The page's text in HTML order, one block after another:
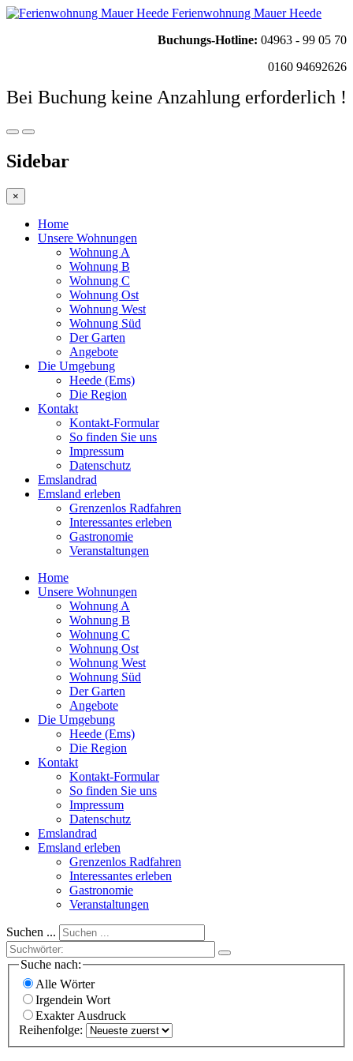
Ferienwohnung Mauer Heede
Buchungs-Hotline: 04963 - 99 05 70
0160 94692626
Bei Buchung keine Anzahlung erforderlich !
Sidebar
×
Home
Unsere Wohnungen
Wohnung A
Wohnung B
Wohnung C
Wohnung Ost
Wohnung West
Wohnung Süd
Der Garten
Angebote
Die Umgebung
Heede (Ems)
Die Region
Kontakt
Kontakt-Formular
So finden Sie uns
Impressum
Datenschutz
Emslandrad
Emsland erleben
Grenzenlos Radfahren
Interessantes erleben
Gastronomie
Veranstaltungen
Home
Unsere Wohnungen
Wohnung A
Wohnung B
Wohnung C
Wohnung Ost
Wohnung West
Wohnung Süd
Der Garten
Angebote
Die Umgebung
Heede (Ems)
Die Region
Kontakt
Kontakt-Formular
So finden Sie uns
Impressum
Datenschutz
Emslandrad
Emsland erleben
Grenzenlos Radfahren
Interessantes erleben
Gastronomie
Veranstaltungen
Suchen ...
Suche nach:
Alle Wörter
Irgendein Wort
Exakter Ausdruck
Reihenfolge: